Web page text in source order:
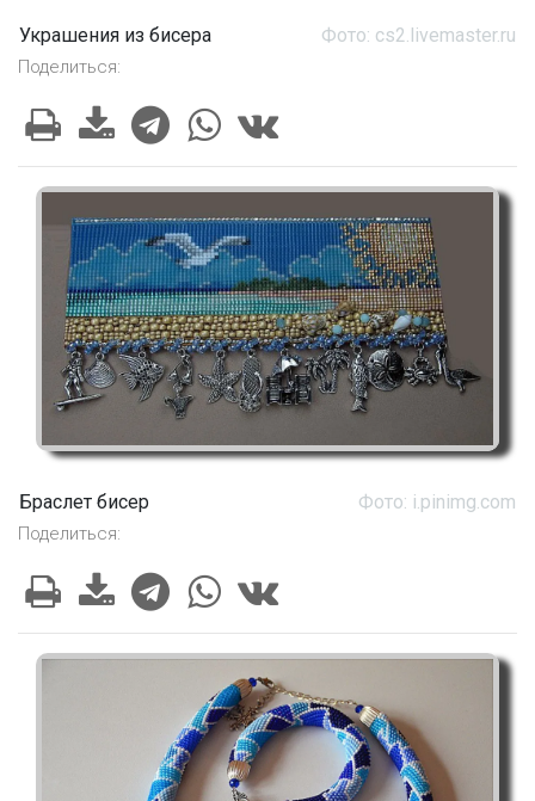
Украшения из бисера Фото: cs2.livemaster.ru
Поделиться:
Браслет бисер Фото: i.pinimg.com
Поделиться: